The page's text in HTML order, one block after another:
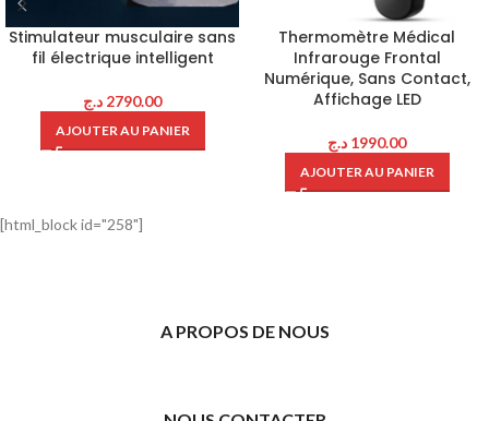
Stimulateur musculaire sans
fil électrique intelligent
2790.00 د.ج
AJOUTER AU PANIER
Thermomètre Médical
Infrarouge Frontal
Numérique, Sans Contact,
Affichage LED
1990.00 د.ج
AJOUTER AU PANIER
[html_block id="258"]
A PROPOS DE NOUS